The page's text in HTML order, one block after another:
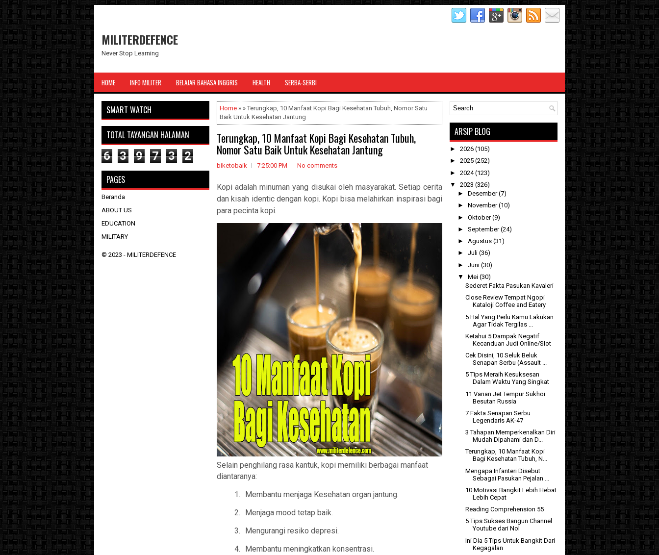
MILITERDEFENCE
Never Stop Learning
HOME INFO MILITER BELAJAR BAHASA INGGRIS HEALTH SERBA-SERBI
Home » » Terungkap, 10 Manfaat Kopi Bagi Kesehatan Tubuh, Nomor Satu
Baik Untuk Kesehatan Jantung
Terungkap, 10 Manfaat Kopi Bagi Kesehatan Tubuh,
Nomor Satu Baik Untuk Kesehatan Jantung
biketobaik 7:25:00 PM No comments
Kopi adalah minuman yang disukai oleh masyarakat. Setiap cerita
dan kisah identic dengan kopi. Kopi bisa melahirkan inspirasi bagi
para pecinta kopi.
Selain penghilang rasa kantuk, kopi memiliki berbagai manfaat
diantaranya:
1.
Membantu menjaga Kesehatan organ jantung.
2.
Menjaga mood tetap baik.
3.
Mengurangi resiko depresi.
4.
Membantu meningkatkan konsentrasi.
SMART WATCH
TOTAL TAYANGAN HALAMAN
6 3 9 7 3 2
PAGES
Beranda
ABOUT US
EDUCATION
MILITARY
© 2023 - MILITERDEFENCE
ARSIP BLOG
► 2026 (105)
► 2025 (252)
► 2024(123)
▼ 2023 (326)
► Desember(7)
► November(10)
► Oktober(9)
► September(24)
► Agustus (31)
► Juli (36)
► Juni (30)
▼ Mei (30)
Sederet Fakta Pasukan Kavaleri
Close Review Tempat Ngopi
Kataloji Coffee and Eatery
5 Hal Yang Perlu Kamu Lakukan
Agar Tidak Tergilas ...
Ketahui 5 Dampak Negatif
Kecanduan Judi Online/Slot
Cek Disini, 10 Seluk Beluk
Senapan Serbu (Assault ...
5 Tips Meraih Kesuksesan
Dalam Waktu Yang Singkat
11 Varian Jet Tempur Sukhoi
Besutan Russia
7 Fakta Senapan Serbu
Legendaris AK-47
3 Tahapan Memperkenalkan Diri
Mudah Dipahami dan D...
Terungkap, 10 Manfaat Kopi
Bagi Kesehatan Tubuh, N...
Mengapa Infanteri Disebut
Sebagai Pasukan Pejalan ...
10 Motivasi Bangkit Lebih Hebat
Lebih Cepat
Reading Comprehension 55
5 Tips Sukses Bangun Channel
Youtube dari Nol
Ini Dia 5 Tips Untuk Bangkit Dari
Kegagalan